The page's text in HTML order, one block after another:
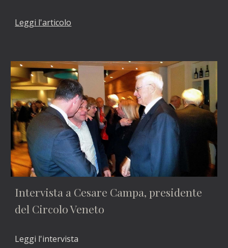
Leggi l'articolo
Intervista a Cesare Campa, presidente
del Circolo Veneto
Leggi l'intervista